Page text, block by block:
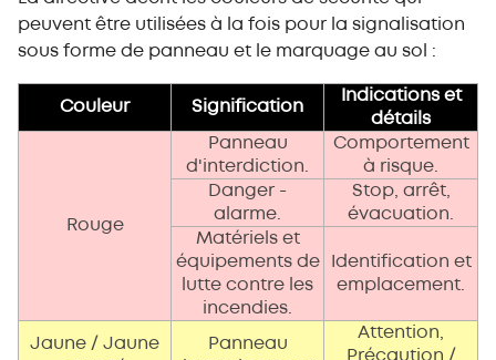
peuvent être utilisées à la fois pour la signalisation
sous forme de panneau et le marquage au sol :
Couleur Signification
Indications et
détails
Rouge
Panneau
d'interdiction.
Comportement
à risque.
Danger -
alarme.
Stop, arrêt,
évacuation.
Matériels et
équipements de
lutte contre les
incendies.
Identification et
emplacement.
Jaune / Jaune
Panneau
Attention,
Précaution /